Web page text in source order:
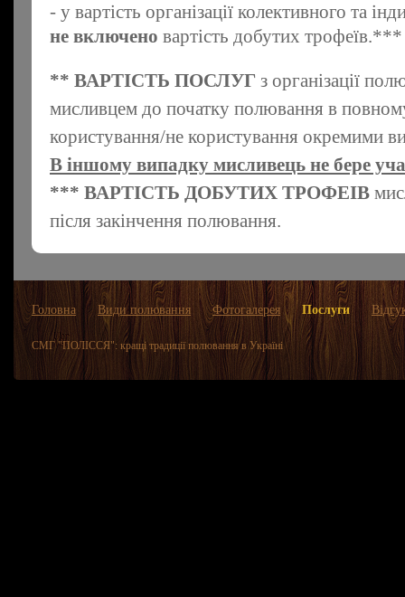
- у вартість організації колективного та
не включено вартість добутих трофеїв.***
** ВАРТІСТЬ ПОСЛУГ з організації
мисливцем до початку полювання в
користування/не користування окремими
В іншому випадку мисливець не бере
​*** ВАРТІСТЬ ДОБУТИХ ТРОФЕІВ
після закінчення полювання.
Головна Види полювання Фотогалерея Послуги
СМГ "ПОЛІССЯ": кращі традиції полювання в Україні